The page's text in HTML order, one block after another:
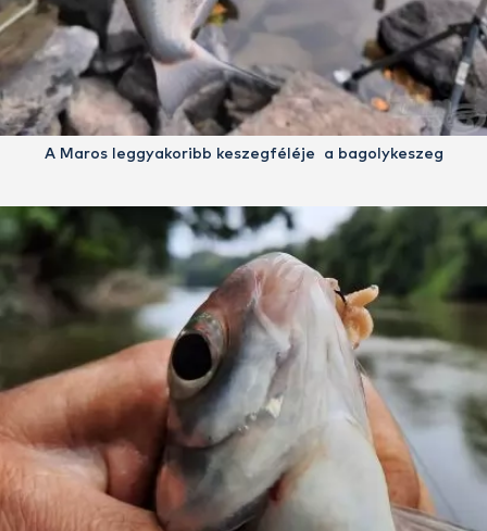
A Maros leggyakoribb keszegféléje a bagolykeszeg